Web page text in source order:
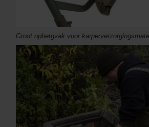
Groot opbergvak voor